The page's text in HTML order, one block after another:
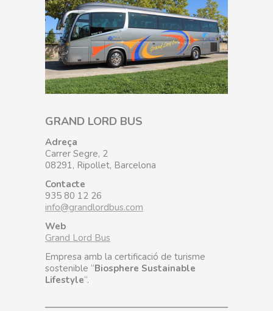
GRAND LORD BUS
Adreça
Carrer Segre, 2
08291, Ripollet, Barcelona
Contacte
935 80 12 26
info@grandlordbus.com
Web
Grand Lord Bus
Empresa amb la certificació de turisme
sostenible “Biosphere Sustainable
Lifestyle“.